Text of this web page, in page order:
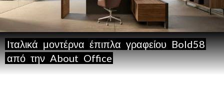
Ιταλικά μοντέρνα έπιπλα γραφείου Bold58
από την About Office